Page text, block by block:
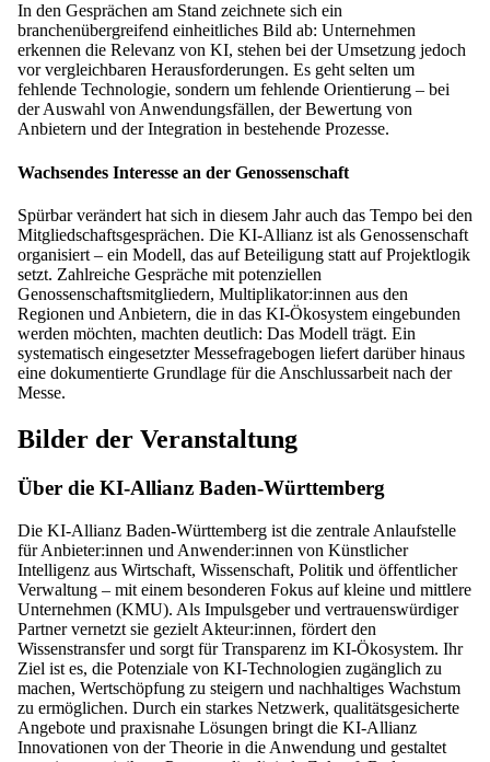
In den Gesprächen am Stand zeichnete sich ein
branchenübergreifend einheitliches Bild ab: Unternehmen
erkennen die Relevanz von KI, stehen bei der Umsetzung jedoch
vor vergleichbaren Herausforderungen. Es geht selten um
fehlende Technologie, sondern um fehlende Orientierung – bei
der Auswahl von Anwendungsfällen, der Bewertung von
Anbietern und der Integration in bestehende Prozesse.
Wachsendes Interesse an der Genossenschaft
Spürbar verändert hat sich in diesem Jahr auch das Tempo bei den
Mitgliedschaftsgesprächen. Die KI-Allianz ist als Genossenschaft
organisiert – ein Modell, das auf Beteiligung statt auf Projektlogik
setzt. Zahlreiche Gespräche mit potenziellen
Genossenschaftsmitgliedern, Multiplikator:innen aus den
Regionen und Anbietern, die in das KI-Ökosystem eingebunden
werden möchten, machten deutlich: Das Modell trägt. Ein
systematisch eingesetzter Messefragebogen liefert darüber hinaus
eine dokumentierte Grundlage für die Anschlussarbeit nach der
Messe.
Bilder der Veranstaltung
Über die KI-Allianz Baden-Württemberg
Die KI-Allianz Baden-Württemberg ist die zentrale Anlaufstelle
für Anbieter:innen und Anwender:innen von Künstlicher
Intelligenz aus Wirtschaft, Wissenschaft, Politik und öffentlicher
Verwaltung – mit einem besonderen Fokus auf kleine und mittlere
Unternehmen (KMU). Als Impulsgeber und vertrauenswürdiger
Partner vernetzt sie gezielt Akteur:innen, fördert den
Wissenstransfer und sorgt für Transparenz im KI-Ökosystem. Ihr
Ziel ist es, die Potenziale von KI-Technologien zugänglich zu
machen, Wertschöpfung zu steigern und nachhaltiges Wachstum
zu ermöglichen. Durch ein starkes Netzwerk, qualitätsgesicherte
Angebote und praxisnahe Lösungen bringt die KI-Allianz
Innovationen von der Theorie in die Anwendung und gestaltet